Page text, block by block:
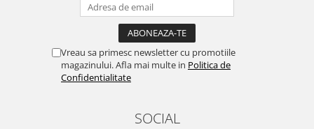
Vreau sa primesc newsletter cu promotiile
magazinului. Afla mai multe in Politica de
Confidentialitate
SOCIAL